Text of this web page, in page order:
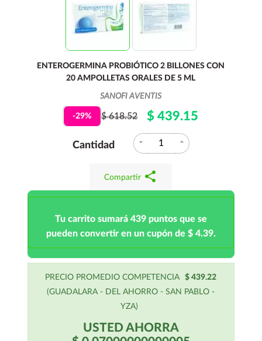
ENTEROGERMINA PROBIÓTICO 2 BILLONES CON
20 AMPOLLETAS ORALES DE 5 ML
SANOFI AVENTIS
-29% $ 618.52 $ 439.15
Cantidad expand_more expand_less
Compartir share
Tu carrito sumará 439 puntos que se
pueden convertir en un cupón de $ 4.39.
PRECIO PROMEDIO COMPETENCIA
$ 439.22
(GUADALARA - DEL AHORRO - SAN PABLO -
YZA)
USTED AHORRA